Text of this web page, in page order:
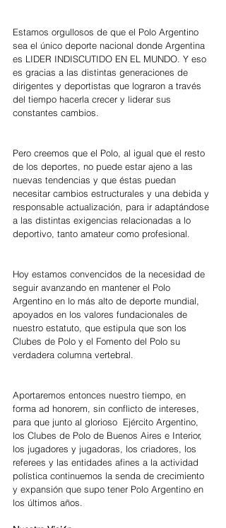
Estamos orgullosos de que el Polo Argentino
sea el único deporte nacional donde Argentina
es LIDER INDISCUTIDO EN EL MUNDO. Y eso
es gracias a las distintas generaciones de
dirigentes y deportistas que lograron a través
del tiempo hacerla crecer y liderar sus
constantes cambios.
Pero creemos que el Polo, al igual que el resto
de los deportes, no puede estar ajeno a las
nuevas tendencias y que éstas puedan
necesitar cambios estructurales y una debida y
responsable actualización, para ir adaptándose
a las distintas exigencias relacionadas a lo
deportivo, tanto amateur como profesional.
Hoy estamos convencidos de la necesidad de
seguir avanzando en mantener el Polo
Argentino en lo más alto de deporte mundial,
apoyados en los valores fundacionales de
nuestro estatuto, que estipula que son los
Clubes de Polo y el Fomento del Polo su
verdadera columna vertebral.
Aportaremos entonces nuestro tiempo, en
forma ad honorem, sin conflicto de intereses,
para que junto al glorioso  Ejército Argentino,
los Clubes de Polo de Buenos Aires e Interior,
los jugadores y jugadoras, los criadores, los
referees y las entidades afines a la actividad
polística continuemos la senda de crecimiento
y expansión que supo tener Polo Argentino en
los últimos años.